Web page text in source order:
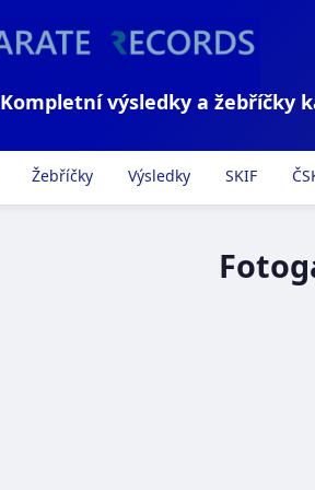
Kompletní výsledky a žebříčky
Žebříčky Výsledky SKIF